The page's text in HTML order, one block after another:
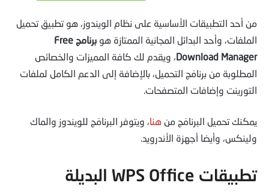
من أحد التطبيقات الأساسية على نظام الويندوز، هو تطبيق تحميل
الملفات، وأحد البدائل المجانية الممتازة هو
برنامج Free
Download Manager، ويقدم لك كافة المميزات والخصائص
المطلوبة من برنامَج التحميل، بالإضافة إلى الدعم الكامل لملفات
التورينت وإضافات المتصفحات.
يمكنك تحميل البرنامَج من هنا، ويتوفر البرنامَج للويندوز والماك
ولينكس، وأيضا أجهزة الأندرويد.
تطبيقات WPS Office البديلة